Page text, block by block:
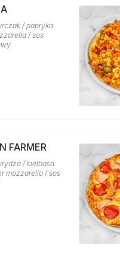
/ papryka
/ sos
FARMER
/ kiełbasa
mozzarella / sos